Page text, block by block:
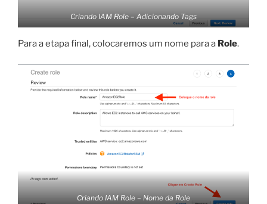
Criando IAM Role – Adicionando Tags
Para a etapa final, colocaremos um nome para a Role.
Criando IAM Role – Nome da Role